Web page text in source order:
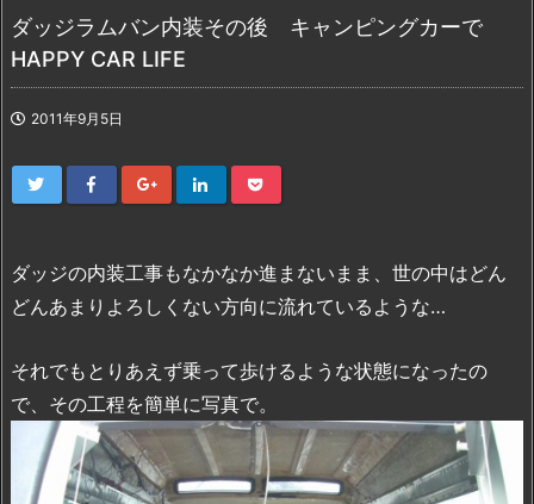
ダッジラムバン内装その後 キャンピングカーで
HAPPY CAR LIFE
2011年9月5日
ダッジの内装工事もなかなか進まないまま、世の中はどん
どんあまりよろしくない方向に流れているような…
それでもとりあえず乗って歩けるような状態になったの
で、その工程を簡単に写真で。